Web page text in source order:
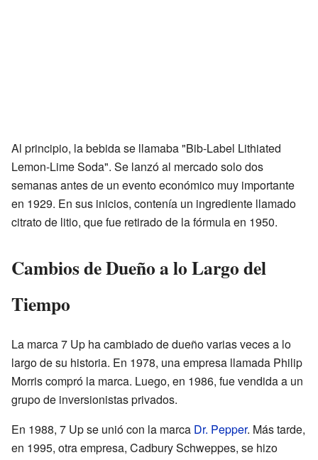
Al principio, la bebida se llamaba "Bib-Label Lithiated
Lemon-Lime Soda". Se lanzó al mercado solo dos
semanas antes de un evento económico muy importante
en 1929. En sus inicios, contenía un ingrediente llamado
citrato de litio, que fue retirado de la fórmula en 1950.
Cambios de Dueño a lo Largo del
Tiempo
La marca 7 Up ha cambiado de dueño varias veces a lo
largo de su historia. En 1978, una empresa llamada Philip
Morris compró la marca. Luego, en 1986, fue vendida a un
grupo de inversionistas privados.
En 1988, 7 Up se unió con la marca Dr. Pepper. Más tarde,
en 1995, otra empresa, Cadbury Schweppes, se hizo